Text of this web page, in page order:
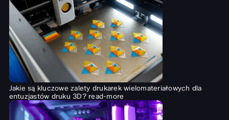
Jakie są kluczowe zalety drukarek wielomateriałowych dla
entuzjastów druku 3D? read-more